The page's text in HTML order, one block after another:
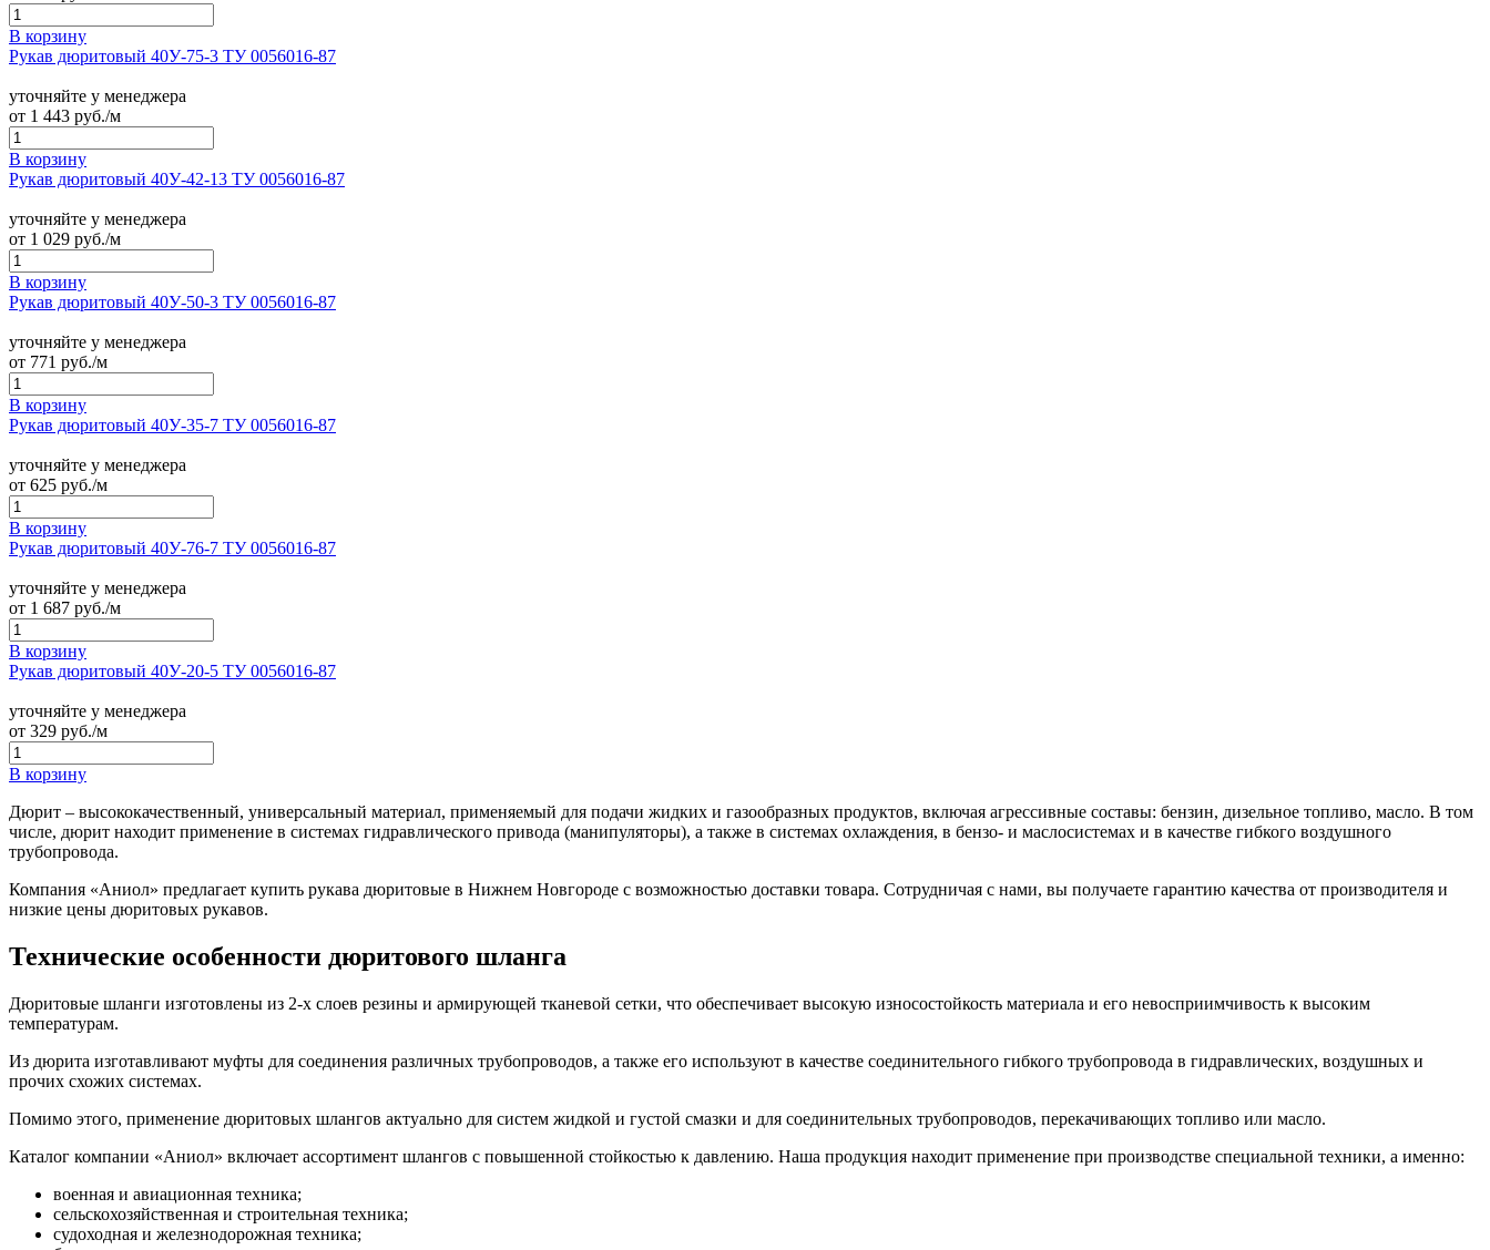
В корзину
Рукав дюритовый 40У-75-3 ТУ 0056016-87
уточняйте у менеджера
от 1 443 руб./м
В корзину
Рукав дюритовый 40У-42-13 ТУ 0056016-87
уточняйте у менеджера
от 1 029 руб./м
В корзину
Рукав дюритовый 40У-50-3 ТУ 0056016-87
уточняйте у менеджера
от 771 руб./м
В корзину
Рукав дюритовый 40У-35-7 ТУ 0056016-87
уточняйте у менеджера
от 625 руб./м
В корзину
Рукав дюритовый 40У-76-7 ТУ 0056016-87
уточняйте у менеджера
от 1 687 руб./м
В корзину
Рукав дюритовый 40У-20-5 ТУ 0056016-87
уточняйте у менеджера
от 329 руб./м
В корзину
Дюрит – высококачественный, универсальный материал, применяемый для подачи жидких и газообразных продуктов, включая агрессивные составы: бензин, дизельное топливо, масло. В том
числе, дюрит находит применение в системах гидравлического привода (манипуляторы), а также в системах охлаждения, в бензо- и маслосистемах и в качестве гибкого воздушного
трубопровода.
Компания «Аниол» предлагает купить рукава дюритовые в Нижнем Новгороде с возможностью доставки товара. Сотрудничая с нами, вы получаете гарантию качества от производителя и
низкие цены дюритовых рукавов.
Технические особенности дюритового шланга
Дюритовые шланги изготовлены из 2-х слоев резины и армирующей тканевой сетки, что обеспечивает высокую износостойкость материала и его невосприимчивость к высоким
температурам.
Из дюрита изготавливают муфты для соединения различных трубопроводов, а также его используют в качестве соединительного гибкого трубопровода в гидравлических, воздушных и
прочих схожих системах.
Помимо этого, применение дюритовых шлангов актуально для систем жидкой и густой смазки и для соединительных трубопроводов, перекачивающих топливо или масло.
Каталог компании «Аниол» включает ассортимент шлангов с повышенной стойкостью к давлению. Наша продукция находит применение при производстве специальной техники, а именно:
военная и авиационная техника;
сельскохозяйственная и строительная техника;
судоходная и железнодорожная техника;